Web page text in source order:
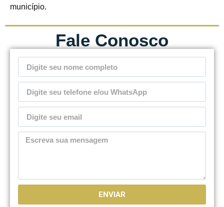
município.
Fale Conosco
ENVIAR